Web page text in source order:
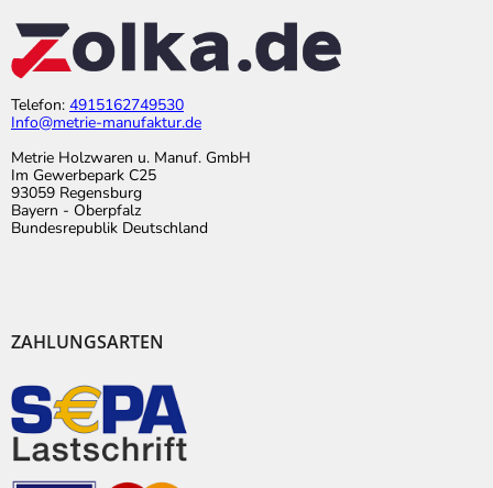
Telefon: 4915162749530
Info@metrie-manufaktur.de
Metrie Holzwaren u. Manuf. GmbH
Im Gewerbepark C25
93059 Regensburg
Bayern - Oberpfalz
Bundesrepublik Deutschland
ZAHLUNGSARTEN